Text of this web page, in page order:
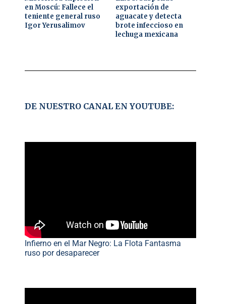
en Moscú: Fallece el
teniente general ruso
Igor Yerusalimov
exportación de
aguacate y detecta
brote infeccioso en
lechuga mexicana
DE NUESTRO CANAL EN YOUTUBE:
Infierno en el Mar Negro: La Flota Fantasma
ruso por desaparecer